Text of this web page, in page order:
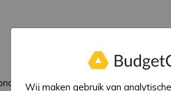
aan aan zij die het
Wij maken gebruik van